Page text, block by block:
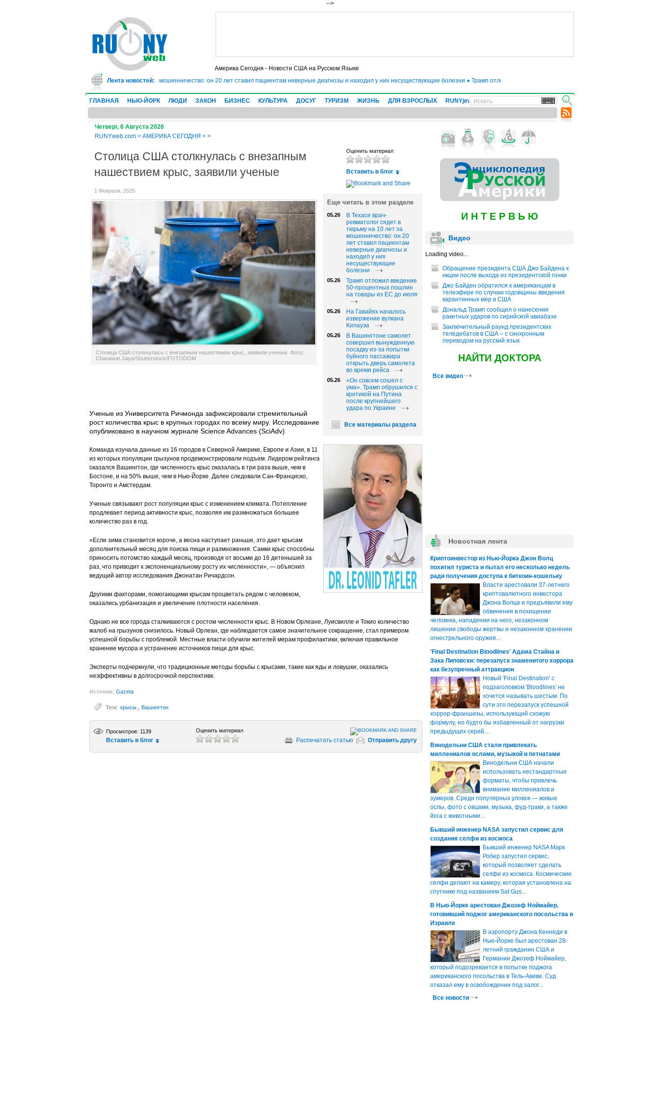
-->
Америка Сегодня - Новости США на Русском Языке
Лента новостей:
врач-ревматолог сядет в тюрьму на 10 лет за мошенничество: он 20 лет ставил пациентам неверные диагнозы и находил у них несуществующие болезни● Трамп отложил введение 50-процентных пошлин на товары из ЕС до
ГЛАВНАЯ НЬЮ-ЙОРК ЛЮДИ ЗАКОН БИЗНЕС КУЛЬТУРА ДОСУГ ТУРИЗМ ЖИЗНЬ ДЛЯ ВЗРОСЛЫХ RUNYjews ВЕСТИ ИЗ УКРАИНЫ
Четверг, 6 Августа 2026
RUNYweb.com > АМЕРИКА СЕГОДНЯ > >
Оценить материал
Вставить в блог
Еще читать в этом разделе
05.26
В Техасе врач-
ревматолог сядет в
тюрьму на 10 лет за
мошенничество: он 20
лет ставил пациентам
неверные диагнозы и
находил у них
несуществующие
болезни
05.26
Трамп отложил введение
50-процентных пошлин
на товары из ЕС до июля
05.26
На Гавайях началось
извержение вулкана
Килауэа
05.26
В Вашингтоне самолет
совершил вынужденную
посадку из-за попытки
буйного пассажира
открыть дверь самолета
во время рейса
05.26
«Он совсем сошел с
ума». Трамп обрушился с
критикой на Путина
после крупнейшего
удара по Украине
Все материалы раздела
Столица США столкнулась с внезапным
нашествием крыс, заявили ученые
1 Февраля, 2025
Столица США столкнулась с внезапным нашествием крыс, заявили ученые. Фото:
Chanawat Jaiya/Shutterstock/FOTODOM
Ученые из Университета Ричмонда зафиксировали стремительный
рост количества крыс в крупных городах по всему миру. Исследование
опубликовано в научном журнале Science Advances (SciAdv)
Команда изучала данные из 16 городов в Северной Америке, Европе и Азии, в 11
из которых популяции грызунов продемонстрировали подъем. Лидером рейтинга
оказался Вашингтон, где численность крыс оказалась в три раза выше, чем в
Бостоне, и на 50% выше, чем в Нью-Йорке. Далее следовали Сан-Франциско,
Торонто и Амстердам.
Ученые связывают рост популяции крыс с изменением климата. Потепление
продлевает период активности крыс, позволяя им размножаться большее
количество раз в год.
«Если зима становится короче, а весна наступает раньше, это дает крысам
дополнительный месяц для поиска пищи и размножения. Самки крыс способны
приносить потомство каждый месяц, производя от восьми до 16 детенышей за
раз, что приводит к экспоненциальному росту их численности», — объяснил
ведущий автор исследования Джонатан Ричардсон.
Другими факторами, помогающими крысам процветать рядом с человеком,
оказались урбанизация и увеличение плотности населения.
Однако не все города сталкиваются с ростом численности крыс. В Новом Орлеане, Луисвилле и Токио количество
жалоб на грызунов снизилось. Новый Орлеан, где наблюдается самое значительное сокращение, стал примером
успешной борьбы с проблемой. Местные власти обучили жителей мерам профилактики, включая правильное
хранение мусора и устранение источников пищи для крыс.
Эксперты подчеркнули, что традиционные методы борьбы с крысами, такие как яды и ловушки, оказались
неэффективны в долгосрочной перспективе.
Источник: Gazeta
Теги: крысы Вашингтон
Просмотров: 1139
Вставить в блог
Оценить материал
Распечатать статью Отправить другу
И Н Т Е Р В Ь Ю
Видео
Loading video...
Обращение президента США Джо Байдена к
нкции после выхода из президентской гонки
Джо Байден обратился к американцам в
телеэфире по случаю годовщины введения
карантинных мер в США
Дональд Трамп сообщил о нанесении
ракетных ударов по сирийской авиабазе
Заключительный раунд президентских
теледебатов в США – с синхронным
переводом на русский язык
НАЙТИ ДОКТОРА
Все видео
Новостная лента
Криптоинвестор из Нью-Йорка Джон Волц
похитил туриста и пытал его несколько недель
ради получения доступа к биткоин-кошельку
Власти арестовали 37-летнего
криптовалютного инвестора
Джона Волца и предъявили ему
обвинения в похищении
человека, нападении на него, незаконном
лишении свободы жертвы и незаконном хранении
огнестрельного оружия...
'Final Destination Bloodlines' Адама Стайна и
Зака Липовски: перезапуск знаменитого хоррора
как безупречный аттракцион
Новый 'Final Destination' с
подзаголовком 'Bloodlines' не
хочется называть шестым. По
сути это перезапуск успешной
хоррор-франшизы, использующий схожую
формулу, но будто бы избавленный от нагрузки
предыдущих серий...
Винодельни США стали привлекать
миллениалов ослами, музыкой и петнатами
Винодельни США начали
использовать нестандартные
форматы, чтобы привлечь
внимание миллениалов и
зумеров. Среди популярных уловок — живые
ослы, фото с овцами, музыка, фуд-траки, а также
йога с животными...
Бывший инженер NASA запустил сервис для
создания селфи из космоса
Бывший инженер NASA Марк
Робер запустил сервис,
который позволяет сделать
селфи из космоса. Космические
селфи делают на камеру, которая установлена на
спутнике под названием Sat Gus...
В Нью-Йорке арестован Джозеф Ноймайер,
готовивший поджог американского посольства в
Израиле
В аэропорту Джона Кеннеди в
Нью-Йорке был арестован 28-
летний гражданин США и
Германии Джозеф Ноймайер,
который подозревается в попытке поджога
американского посольства в Тель-Авиве. Суд
отказал ему в освобождении под залог...
Все новости